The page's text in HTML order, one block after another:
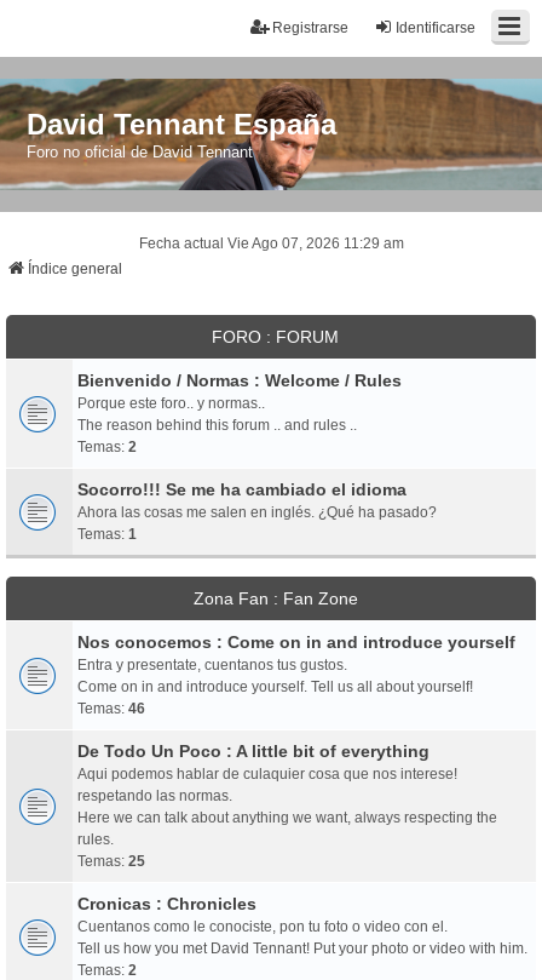
Identificarse
Registrarse
David Tennant España
Foro no oficial de David Tennant
Fecha actual Vie Ago 07, 2026 11:29 am
Índice general
FORO : FORUM
Bienvenido / Normas : Welcome / Rules
Porque este foro.. y normas..
The reason behind this forum .. and rules ..
Temas: 2
Socorro!!! Se me ha cambiado el idioma
Ahora las cosas me salen en inglés. ¿Qué ha pasado?
Temas: 1
Zona Fan : Fan Zone
Nos conocemos : Come on in and introduce yourself
Entra y presentate, cuentanos tus gustos.
Come on in and introduce yourself. Tell us all about yourself!
Temas: 46
De Todo Un Poco : A little bit of everything
Aqui podemos hablar de culaquier cosa que nos interese!
respetando las normas.
Here we can talk about anything we want, always respecting the
rules.
Temas: 25
Cronicas : Chronicles
Cuentanos como le conociste, pon tu foto o video con el.
Tell us how you met David Tennant! Put your photo or video with him.
Temas: 2